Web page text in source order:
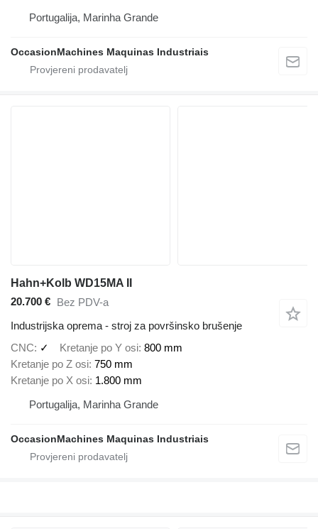
Portugalija, Marinha Grande
OccasionMachines Maquinas Industriais
Hahn+Kolb WD15MA II
20.700 € Bez PDV-a
Industrijska oprema - stroj za površinsko brušenje
CNC
✓ Kretanje po Y osi 800 mm
Kretanje po Z osi 750 mm
Kretanje po X osi 1.800 mm
Portugalija, Marinha Grande
OccasionMachines Maquinas Industriais